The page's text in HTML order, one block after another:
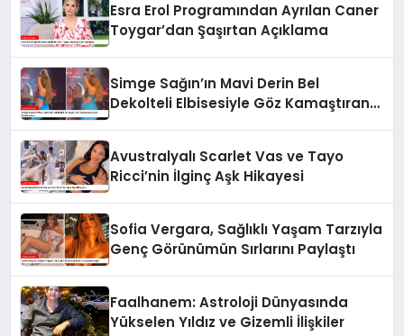
Esra Erol Programından Ayrılan Caner
Toygar’dan Şaşırtan Açıklama
Simge Sağın’ın Mavi Derin Bel
Dekolteli Elbisesiyle Göz Kamaştıran
Avustralyalı Scarlet Vas ve Tayo
Ricci’nin İlginç Aşk Hikayesi
Sofia Vergara, Sağlıklı Yaşam Tarzıyla
Genç Görünümün Sırlarını Paylaştı
Faalhanem: Astroloji Dünyasında
Yükselen Yıldız ve Gizemli İlişkiler